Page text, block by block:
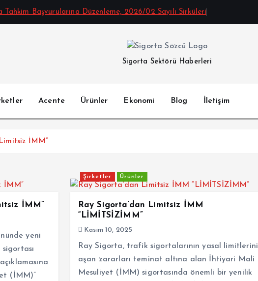
Tahkim Başvurularına Düzenleme, 2026/02 Sayılı Sirküleri
Sigorta Sektörü Haberleri
Acente Ürünler Ekonomi Blog İletişim
İMM”
İMM”
yeni
(İMM)”
Şirketler Ürünler
Ray Sigorta’dan Limitsiz İMM
“LİMİTSİZİMM”
Kasım 10, 2025
Ray Sigorta, trafik sigortalarının yasal limitlerini
aşan zararları teminat altına alan İhtiyari Mali
Mesuliyet (İMM) sigortasında önemli bir yenilik